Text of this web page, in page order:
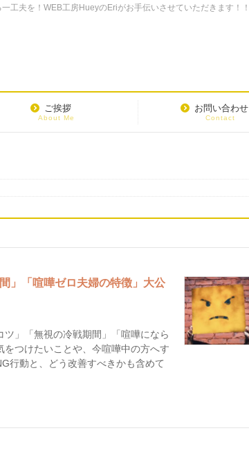
工夫を！WEB工房HueyのEriがお手伝いさせていただきます！！
ご挨拶
About Me
お問い合わせ
Contact
」「喧嘩ゼロ夫婦の特徴」大公
」「無視の冷戦期間」「喧嘩になら
つけたいことや、今喧嘩中の方へす
行動と、どう改善すべきかも含めて